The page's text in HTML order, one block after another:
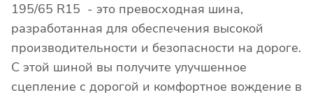
195/65 R15 - это превосходная шина,
разработанная для обеспечения высокой
производительности и безопасности на дороге.
С этой шиной вы получите улучшенное
сцепление с дорогой и комфортное вождение в